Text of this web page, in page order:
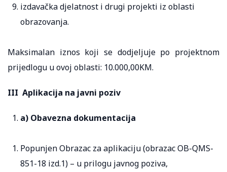
izdavačka djelatnost i drugi projekti iz oblasti
obrazovanja.
Maksimalan iznos koji se dodjeljuje po projektnom
prijedlogu u ovoj oblasti: 10.000,00KM.
III Aplikacija na javni poziv
a) Obavezna dokumentacija
Popunjen Obrazac za aplikaciju (obrazac OB-QMS-
851-18 izd.1) – u prilogu javnog poziva,